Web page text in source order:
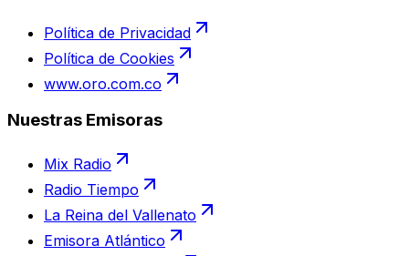
Política de Privacidad
Política de Cookies
www.oro.com.co
Nuestras Emisoras
Mix Radio
Radio Tiempo
La Reina del Vallenato
Emisora Atlántico